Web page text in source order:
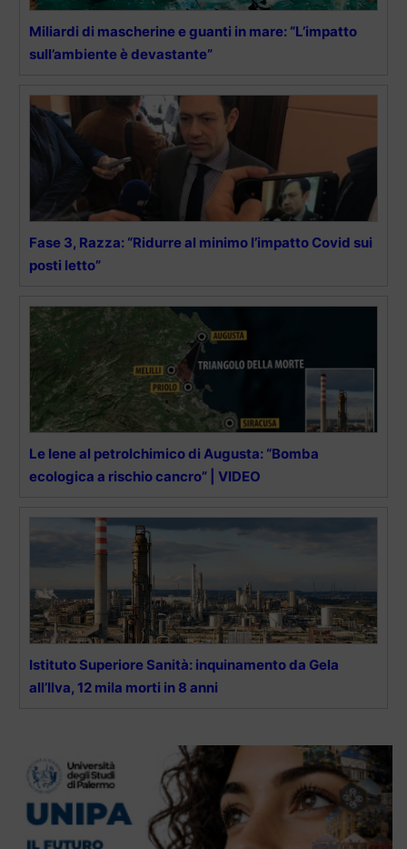
Miliardi di mascherine e guanti in mare: “L’impatto
sull’ambiente è devastante”
Fase 3, Razza: “Ridurre al minimo l’impatto Covid sui
posti letto”
Le Iene al petrolchimico di Augusta: “Bomba
ecologica a rischio cancro” | VIDEO
Istituto Superiore Sanità: inquinamento da Gela
all’Ilva, 12 mila morti in 8 anni